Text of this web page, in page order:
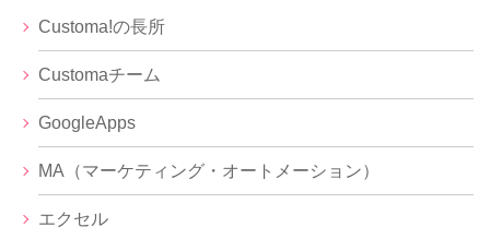
Customa!の長所
Customaチーム
GoogleApps
MA（マーケティング・オートメーション）
エクセル